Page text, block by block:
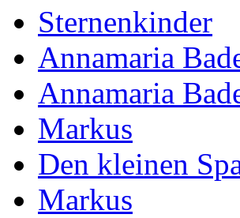
Sternenkinder
Annamaria
Annamaria
Markus
Den kleinen
Markus